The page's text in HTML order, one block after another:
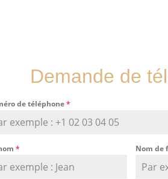
Demande de
de téléphone*
* Nom de